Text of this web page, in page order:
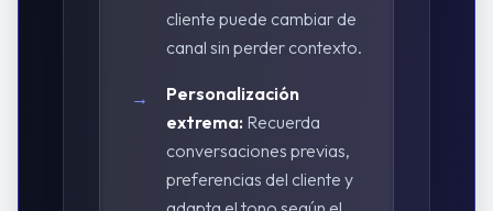
cliente puede cambiar de
canal sin perder contexto.
→
Personalización
extrema: Recuerda
conversaciones previas,
preferencias del cliente y